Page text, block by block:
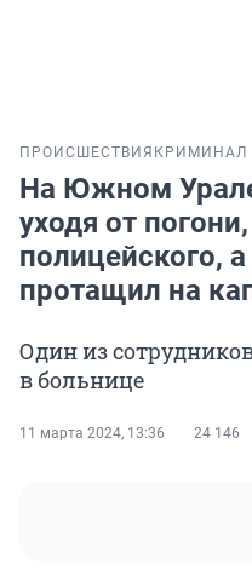
ПРОИСШЕСТВИЯ КРИМИНАЛ
На Южном
уходя от
полицейского,
протащил на
Один из
в больнице
11 марта 2024, 13:36 24 146